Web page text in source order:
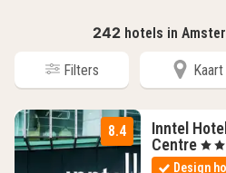
242 hotels in
Filters Kaart
8.4
Inntel
Centre 1
, 4
Design